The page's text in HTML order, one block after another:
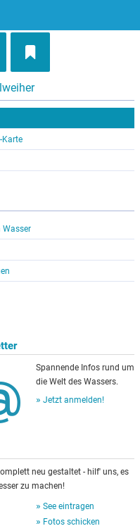
Karte
Wasser
Spannende Infos rund um
die Welt des Wassers.
Jetzt anmelden!
neu gestaltet - hilf' uns, es
zu machen!
See eintragen
Fotos schicken